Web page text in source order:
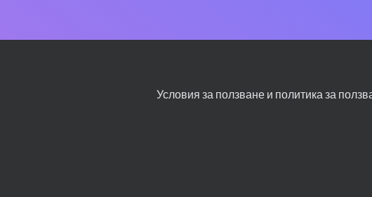
Условия за ползване и политика за